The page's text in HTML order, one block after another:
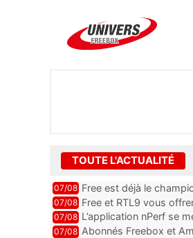
TOUTE L'ACTUALITÉ
07/08 Free est déjà le
encore au moin...
07/08 Free et RTL9 vous
l’obtenir
07/08 L’application nPerf se
Mobile, Orange, SFR ...
07/08 Abonnés Freebox et